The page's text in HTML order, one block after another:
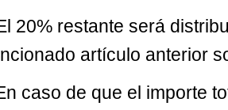
20% restante será
artículo anterior
caso de que el importe